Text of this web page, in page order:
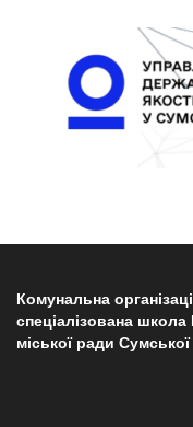
Комунальна
спеціалізована
міської ради Сумської